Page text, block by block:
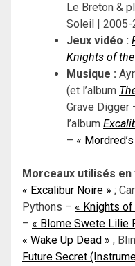
Le Breton &
Soleil | 2005-
Jeux vidéo :
Knights of
Musique :
(et l’album
Grave Digger
l’album
– «
Morceaux utilisés en
« Excalibur Noire » ;
Pythons – « Knights of
– « Blome Swete Lilie
« Wake Up Dead » ;
Future Secret